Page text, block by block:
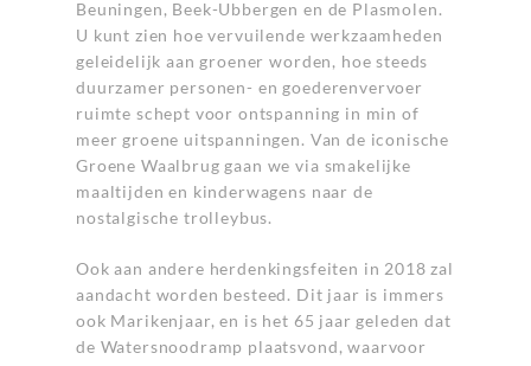
Beuningen, Beek-Ubbergen en de Plasmolen.
U kunt zien hoe vervuilende werkzaamheden
geleidelijk aan groener worden, hoe steeds
duurzamer personen- en goederenvervoer
ruimte schept voor ontspanning in min of
meer groene uitspanningen. Van de iconische
Groene Waalbrug gaan we via smakelijke
maaltijden en kinderwagens naar de
nostalgische trolleybus.
Ook aan andere herdenkingsfeiten in 2018 zal
aandacht worden besteed. Dit jaar is immers
ook Marikenjaar, en is het 65 jaar geleden dat
de Watersnoodramp plaatsvond, waarvoor